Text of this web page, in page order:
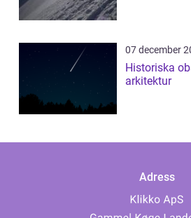
07 december
Historiska
arkitektur
Adress